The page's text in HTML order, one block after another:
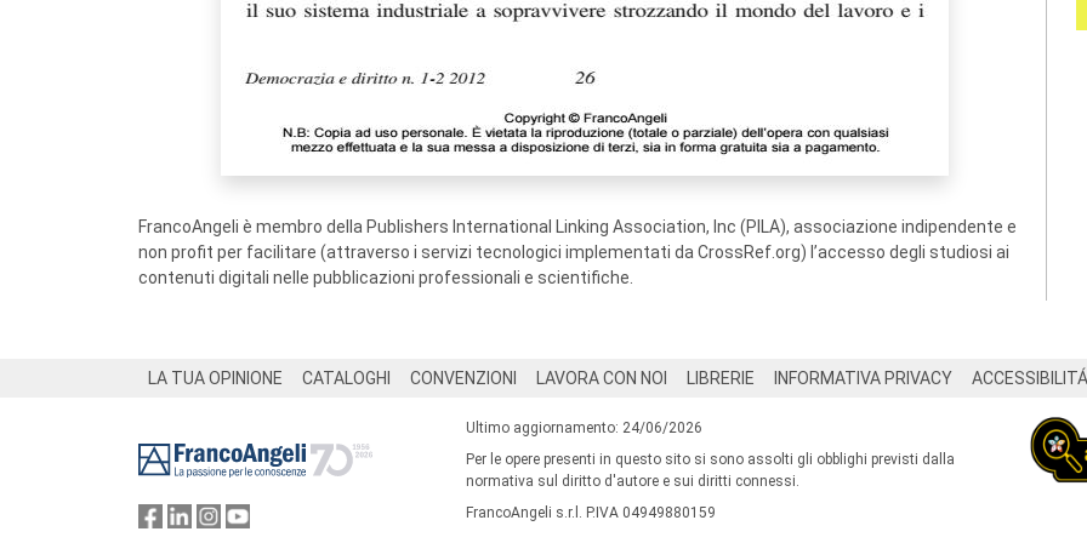
FrancoAngeli è membro della Publishers International Linking Association, Inc (PILA), associazione indipendente e
non profit per facilitare (attraverso i servizi tecnologici implementati da CrossRef.org) l’accesso degli studiosi ai
contenuti digitali nelle pubblicazioni professionali e scientifiche.
LA TUA OPINIONE CATALOGHI CONVENZIONI LAVORA CON NOI LIBRERIE INFORMATIVA PRIVACY ACCESSIBILITÁ
Ultimo aggiornamento: 24/06/2026
Per le opere presenti in questo sito si sono assolti gli obblighi previsti dalla
normativa sul diritto d'autore e sui diritti connessi.
FrancoAngeli s.r.l. P.IVA 04949880159